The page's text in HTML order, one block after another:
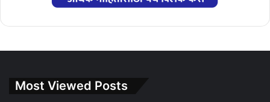
Most Viewed Posts